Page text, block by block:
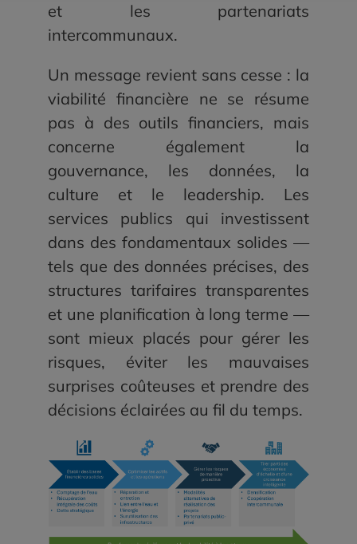
et les partenariats
intercommunaux.
Un message revient sans cesse : la
viabilité financière ne se résume
pas à des outils financiers, mais
concerne également la
gouvernance, les données, la
culture et le leadership. Les
services publics qui investissent
dans des fondamentaux solides —
tels que des données précises, des
structures tarifaires transparentes
et une planification à long terme —
sont mieux placés pour gérer les
risques, éviter les mauvaises
surprises coûteuses et prendre des
décisions éclairées au fil du temps.